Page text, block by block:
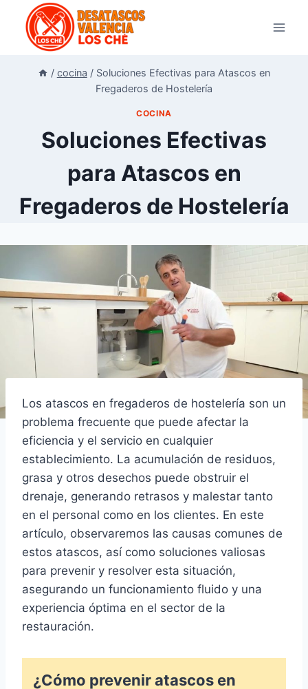
Saltar
contenido
/ cocina / Soluciones Efectivas para Atascos en
Fregaderos de Hostelería
COCINA
Soluciones Efectivas
para Atascos en
Fregaderos de Hostelería
Los atascos en fregaderos de hostelería son un
problema frecuente que puede afectar la
eficiencia y el servicio en cualquier
establecimiento. La acumulación de residuos,
grasa y otros desechos puede obstruir el
drenaje, generando retrasos y malestar tanto
en el personal como en los clientes. En este
artículo, observaremos las causas comunes de
estos atascos, así como soluciones valiosas
para prevenir y resolver esta situación,
asegurando un funcionamiento fluido y una
experiencia óptima en el sector de la
restauración.
¿Cómo prevenir atascos en